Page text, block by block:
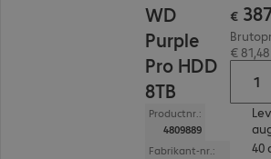
WD
Purple
Pro HDD
8TB
Productnr.:
4809889
Fabrikant-nr.:
€
€
40